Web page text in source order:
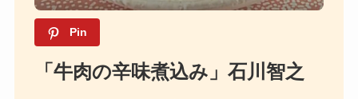
Pin
「牛肉の辛味煮込み」石川智之